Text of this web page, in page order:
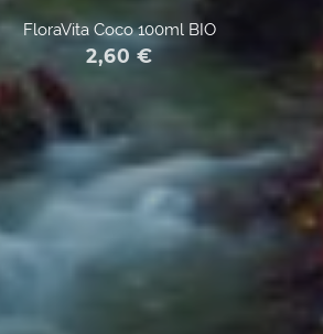
FloraVita Coco 100ml BIO
2,60 €